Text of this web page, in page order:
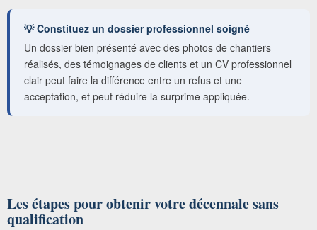
💡 Constituez un dossier professionnel soigné
Un dossier bien présenté avec des photos de chantiers
réalisés, des témoignages de clients et un CV professionnel
clair peut faire la différence entre un refus et une
acceptation, et peut réduire la surprime appliquée.
Les étapes pour obtenir votre décennale sans
qualification